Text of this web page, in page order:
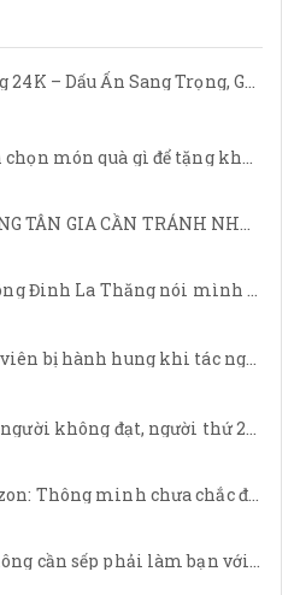
Quà Tặng Vàng 24K – Dấu Ấn Sang Trọng, Giá Trị Vĩnh Cửu
Cuối năm nên chọn món quà gì để tặng khách hàng.
MUA QUÀ TẶNG TÂN GIA CẦN TRÁNH NHỮNG GÌ?
Lời sau cùng, ông Đinh La Thăng nói mình nợ nhân dân quá nhiều
Nhóm phóng viên bị hành hung khi tác nghiệp
Ông chủ Amazon: Thông minh chưa chắc đã thành công